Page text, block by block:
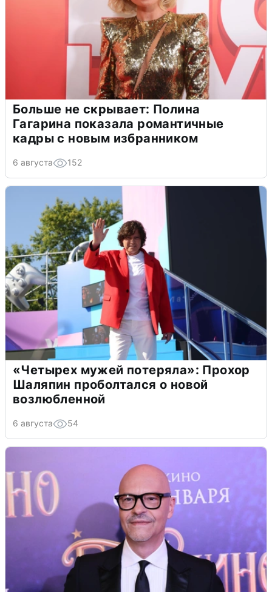
Больше не скрывает: Полина
Гагарина показала романтичные
кадры с новым избранником
6 августа 152
«Четырех мужей потеряла»: Прохор
Шаляпин проболтался о новой
возлюбленной
6 августа 54